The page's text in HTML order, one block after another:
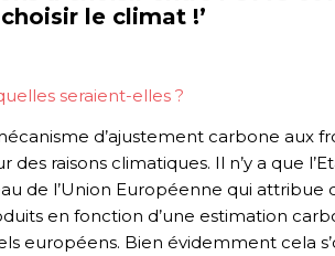
le climat !’
seraient-elles ?
d’ajustement carbone aux
raisons climatiques. Il n’y a que
de l’Union Européenne qui attribue
en fonction d’une estimation
européens. Bien évidemment cela